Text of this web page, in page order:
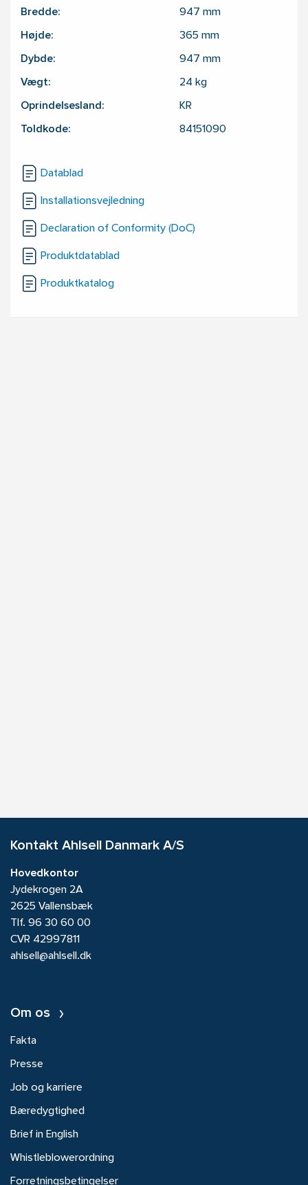
Bredde: 947 mm
Højde: 365 mm
Dybde: 947 mm
Vægt: 24 kg
Oprindelsesland: KR
Toldkode: 84151090
Datablad
Installationsvejledning
Declaration of Conformity (DoC)
Produktdatablad
Produktkatalog
Kontakt Ahlsell Danmark A/S
Hovedkontor
Jydekrogen 2A
2625 Vallensbæk
Tlf. 96 30 60 00
CVR 42997811
ahlsell@ahlsell.dk
Om os
Fakta
Presse
Job og karriere
Bæredygtighed
Brief in English
Whistleblowerordning
Forretningsbetingelser